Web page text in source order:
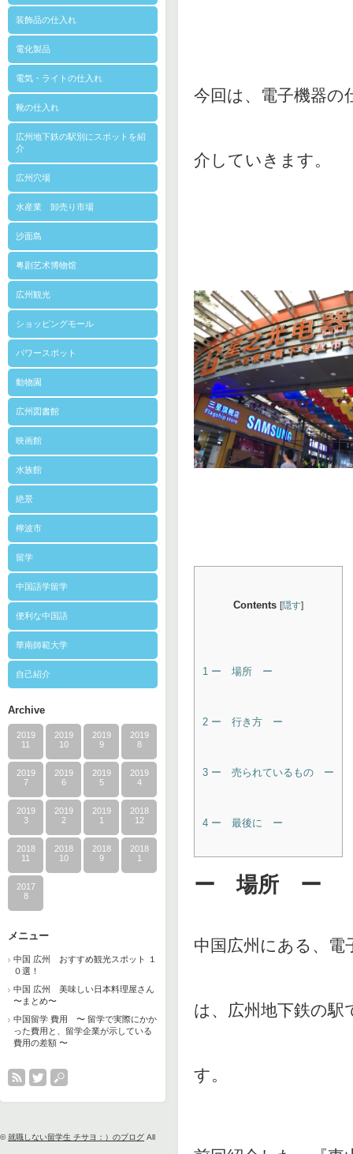
装飾品の仕入れ
電化製品
電気・ライトの仕入れ
靴の仕入れ
広州地下鉄の駅別にスポットを紹
介
広州穴場
水産業 卸売り市場
沙面島
粤剧艺术博物馆
広州観光
ショッピングモール
パワースポット
動物園
広州図書館
映画館
水族館
絶景
檸波市
留学
中国語学留学
便利な中国語
華南師範大学
自己紹介
Archive
2019
11
2019
10
2019
9
2019
8
2019
7
2019
6
2019
5
2019
4
2019
3
2019
2
2019
1
2018
12
2018
11
2018
10
2018
9
2018
1
2017
8
メニュー
中国 広州 おすすめ観光スポット １
０選！
中国 広州 美味しい日本料理屋さん
〜まとめ〜
中国留学 費用 〜 留学で実際にかか
った費用と、留学企業が示している
費用の差額 〜
©就職しない留学生 チサヨ：）のブログ All
今回は、電子機器の
介していきます。
Contents [隠す]
1 ー 場所 ー
2 ー 行き方 ー
3 ー 売られているもの ー
4 ー 最後に ー
ー 場所 ー
中国広州にある、電
は、広州地下鉄の
す。